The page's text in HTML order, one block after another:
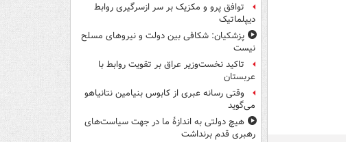
توافق پرو و مکزیک بر سر ازسرگیری روابط
دیپلماتیک
پزشکیان: شکافی بین دولت و نیروهای مسلح
نیست
تاکید نخست‌وزیر عراق بر تقویت روابط با
عربستان
وقتی رسانه عبری از کابوس بنیامین نتانیاهو
می‌گوید
هیچ دولتی به اندازۀ ما در جهت سیاست‌های
رهبری قدم برنداشت